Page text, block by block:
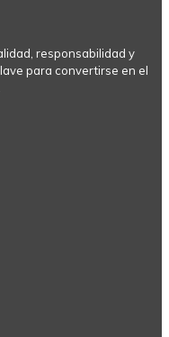
responsabilidad y
para convertirse en el